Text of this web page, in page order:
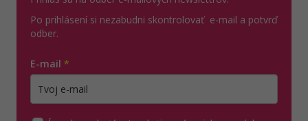
Po prihlásení si nezabudni skontrolovať e-mail a potvrď
odber.
E-mail *